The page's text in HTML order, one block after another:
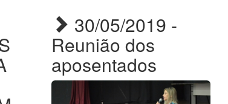
30/05/2019 -
Reunião dos
aposentados